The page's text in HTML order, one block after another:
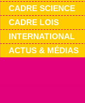
CADRE SCIENCE
CADRE LOIS
INTERNATIONAL
ACTUS & MÉDIAS